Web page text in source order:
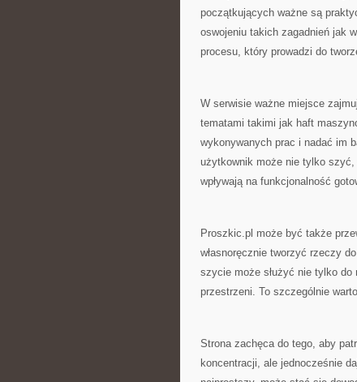
początkujących ważne są
oswojeniu takich zagadnień jak
procesu, który prowadzi do
W serwisie ważne miejsce
tematami takimi jak haft
wykonywanych prac i nadać im
użytkownik może nie tylko szyć,
wpływają na funkcjonalność
Proszkic.pl może być także
własnoręcznie tworzyć rzeczy
szycie może służyć nie tylko do
przestrzeni. To szczególnie
Strona zachęca do tego, aby
koncentracji, ale jednocześnie